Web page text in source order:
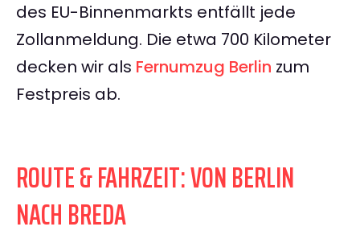
des EU-Binnenmarkts entfällt jede
Zollanmeldung. Die etwa 700 Kilometer
decken wir als Fernumzug Berlin zum
Festpreis ab.
ROUTE & FAHRZEIT: VON BERLIN
NACH BREDA